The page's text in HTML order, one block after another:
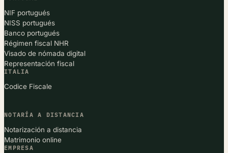
NIF portugués
NISS portugués
Banco portugués
Régimen fiscal NHR
Visado de nómada digital
Representación fiscal
ITALIA
Codice Fiscale
NOTARÍA A DISTANCIA
Notarización a distancia
Matrimonio online
EMPRESA